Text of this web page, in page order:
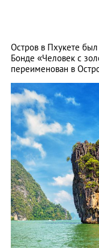
Остров в Пхукете
Бонде «Человек с
переименован в